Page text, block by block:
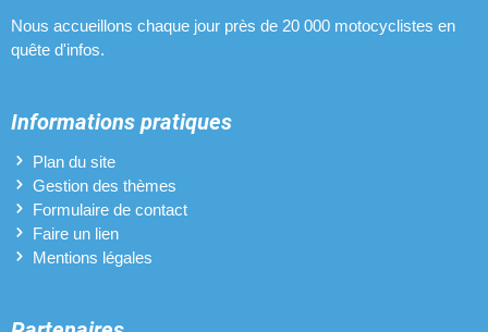
Nous accueillons chaque jour près de 20 000 motocyclistes en
quête d'infos.
Informations pratiques
Plan du site
Gestion des thèmes
Formulaire de contact
Faire un lien
Mentions légales